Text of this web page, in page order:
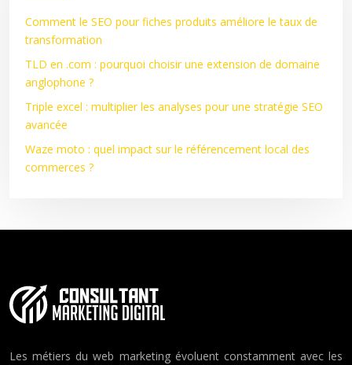
Comment le SEO pour fiches produits améliore le taux de
transformation
TLD en .com : pourquoi choisir une extension de domaine
anglophone ?
Triple excel : multiplier les analyses pour une stratégie SEO
avancée
Waze moto : quel impact sur le référencement local des
commerces ?
Les métiers du web marketing évoluent constamment avec les